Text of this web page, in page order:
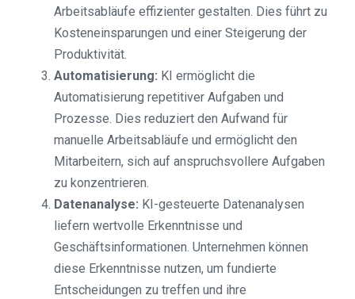
Arbeitsabläufe effizienter gestalten. Dies führt zu
Kosteneinsparungen und einer Steigerung der
Produktivität.
Automatisierung: KI ermöglicht die
Automatisierung repetitiver Aufgaben und
Prozesse. Dies reduziert den Aufwand für
manuelle Arbeitsabläufe und ermöglicht den
Mitarbeitern, sich auf anspruchsvollere Aufgaben
zu konzentrieren.
Datenanalyse: KI-gesteuerte Datenanalysen
liefern wertvolle Erkenntnisse und
Geschäftsinformationen. Unternehmen können
diese Erkenntnisse nutzen, um fundierte
Entscheidungen zu treffen und ihre